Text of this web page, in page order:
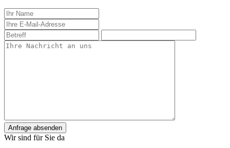
Anfrage absenden
Wir sind für Sie da